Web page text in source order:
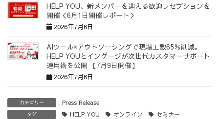
HELP YOU、新メンバーを迎える歓迎レセプションを
開催＜6月1日開催レポート＞
2026年7月6日
AIツール×アウトソーシングで現場工数65％削減。
HELP YOUとインゲージが次世代カスタマーサポート
運用術を公開 【7月9日開催】
2026年7月6日
カテゴリー Press Release
タグ HELP YOU オンライン
セミナー